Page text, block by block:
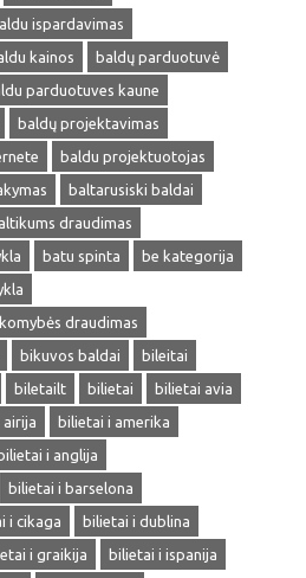
ispardavimas
kainos
baldų parduotuvė
parduotuves kaune
baldų projektavimas
baldu projektuotojas
baltarusiski baldai
draudimas
batu spinta
be kategorija
draudimas
bikuvos baldai
bileitai
biletailt bilietai
bilietai avia
airija
bilietai i amerika
bilietai i anglija
bilietai i barselona
i cikaga
bilietai i dublina
i graikija
bilietai i ispanija